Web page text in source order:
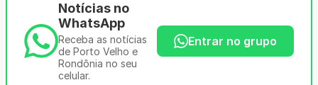
Notícias no
WhatsApp
Receba as notícias
de Porto Velho e
Rondônia no seu
celular.
Entrar no grupo